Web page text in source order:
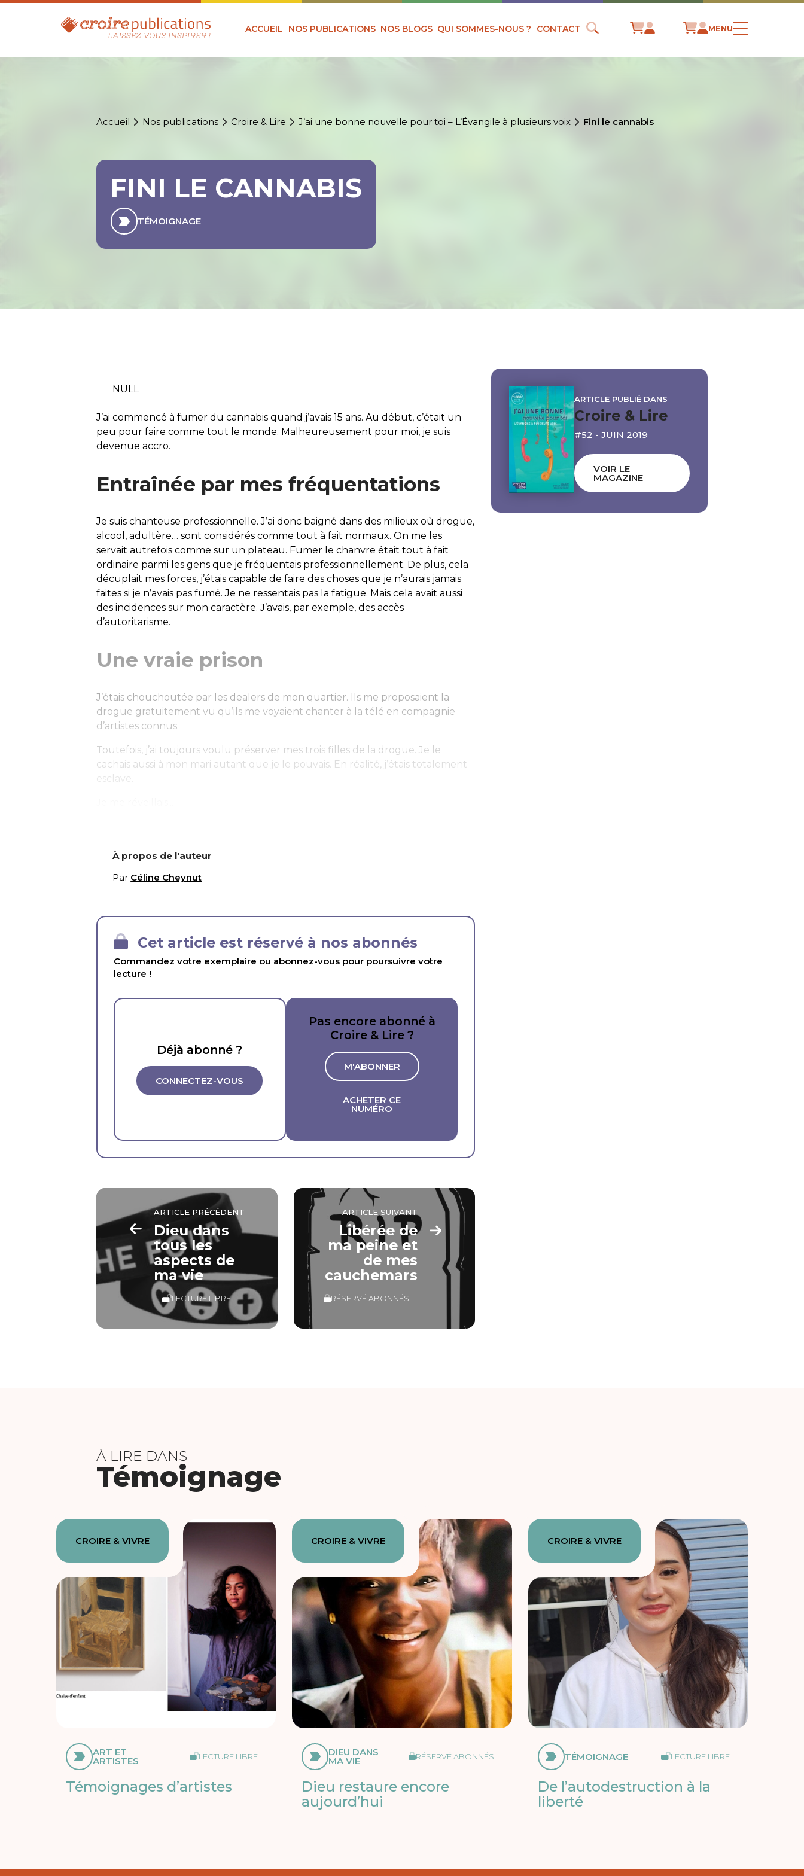
ACCUEIL NOS PUBLICATIONS NOS BLOGS QUI SOMMES-NOUS ? CONTACT MENU
Accueil Nos publications Croire & Lire J’ai une bonne nouvelle pour toi – L’Évangile à plusieurs voix Fini le cannabis
FINI LE CANNABIS
TÉMOIGNAGE
NULL
J’ai commencé à fumer du cannabis quand j’avais 15 ans. Au début, c’était un
peu pour faire comme tout le monde. Malheureusement pour moi, je suis
devenue accro.
Entraînée par mes fréquentations
Je suis chanteuse professionnelle. J’ai donc baigné dans des milieux où drogue,
alcool, adultère… sont considérés comme tout à fait normaux. On me les
servait autrefois comme sur un plateau. Fumer le chanvre était tout à fait
ordinaire parmi les gens que je fréquentais professionnellement. De plus, cela
décuplait mes forces, j’étais capable de faire des choses que je n’aurais jamais
faites si je n’avais pas fumé. Je ne ressentais pas la fatigue. Mais cela avait aussi
des incidences sur mon caractère. J’avais, par exemple, des accès
d’autoritarisme.
Une vraie prison
J’étais chouchoutée par les dealers de mon quartier. Ils me proposaient la
drogue gratuitement vu qu’ils me voyaient chanter à la télé en compagnie
d’artistes connus.
Toutefois, j’ai toujours voulu préserver mes trois filles de la drogue. Je le
cachais aussi à mon mari autant que je le pouvais. En réalité, j’étais totalement
esclave.
À propos de l'auteur
Par Céline Cheynut
Cet article est réservé à nos abonnés
Commandez votre exemplaire ou abonnez-vous pour poursuivre votre
lecture !
Déjà abonné ?
CONNECTEZ-VOUS
Pas encore abonné à
Croire & Lire ?
M'ABONNER
ACHETER CE
NUMÉRO
ARTICLE PRÉCÉDENT
Dieu dans
tous les
aspects de
ma vie
LECTURE LIBRE
ARTICLE SUIVANT
Libérée de
ma peine et
de mes
cauchemars
RÉSERVÉ ABONNÉS
ARTICLE PUBLIÉ DANS
Croire & Lire
#52 - JUIN 2019
VOIR LE
MAGAZINE
À LIRE DANS
Témoignage
CROIRE & VIVRE
ART ET
ARTISTES LECTURE LIBRE
Témoignages d’artistes
CROIRE & VIVRE
DIEU DANS
MA VIE RÉSERVÉ ABONNÉS
Dieu restaure encore
aujourd’hui
CROIRE & VIVRE
TÉMOIGNAGE LECTURE LIBRE
De l’autodestruction à la
liberté